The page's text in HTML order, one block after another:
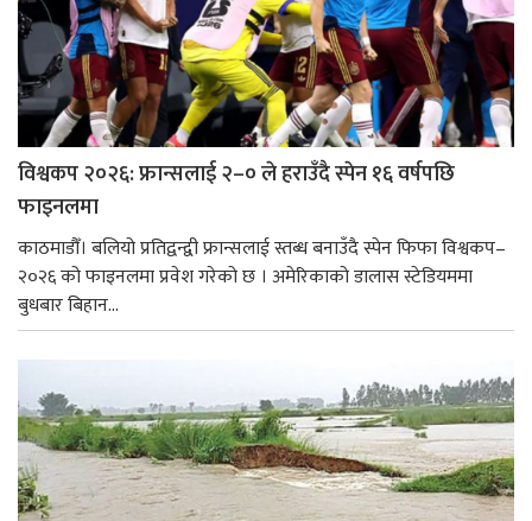
विश्वकप २०२६: फ्रान्सलाई २–० ले हराउँदै स्पेन १६ वर्षपछि
फाइनलमा
काठमाडौँ। बलियो प्रतिद्वन्द्वी फ्रान्सलाई स्तब्ध बनाउँदै स्पेन फिफा विश्वकप–
२०२६ को फाइनलमा प्रवेश गरेको छ । अमेरिकाको डालास स्टेडियममा
बुधबार बिहान...